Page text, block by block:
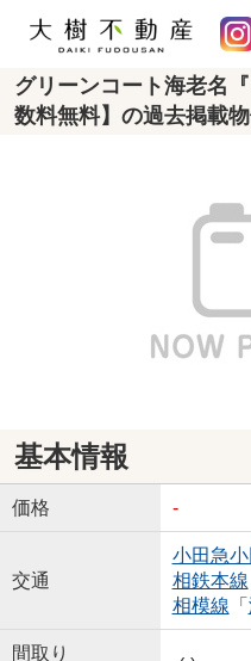
グリーンコート海老名
数料無料】の過去掲載
基本情報
価格 -
交通
小田急
相鉄本線
相模線 「
間取り